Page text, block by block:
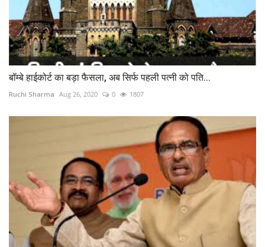
बॉम्बे हाईकोर्ट का बड़ा फैसला, अब सिर्फ पहली पत्नी को पति...
Ruchi Sharma Aug 26, 2020 0 1807